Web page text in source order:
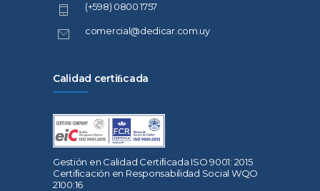
(+598) 0800 1757
comercial@dedicar.com.uy
Calidad certiﬁcada
Gestión en Calidad Certiﬁcada ISO 9001: 2015
Certiﬁcación en Responsabilidad Social WQO
2100:16